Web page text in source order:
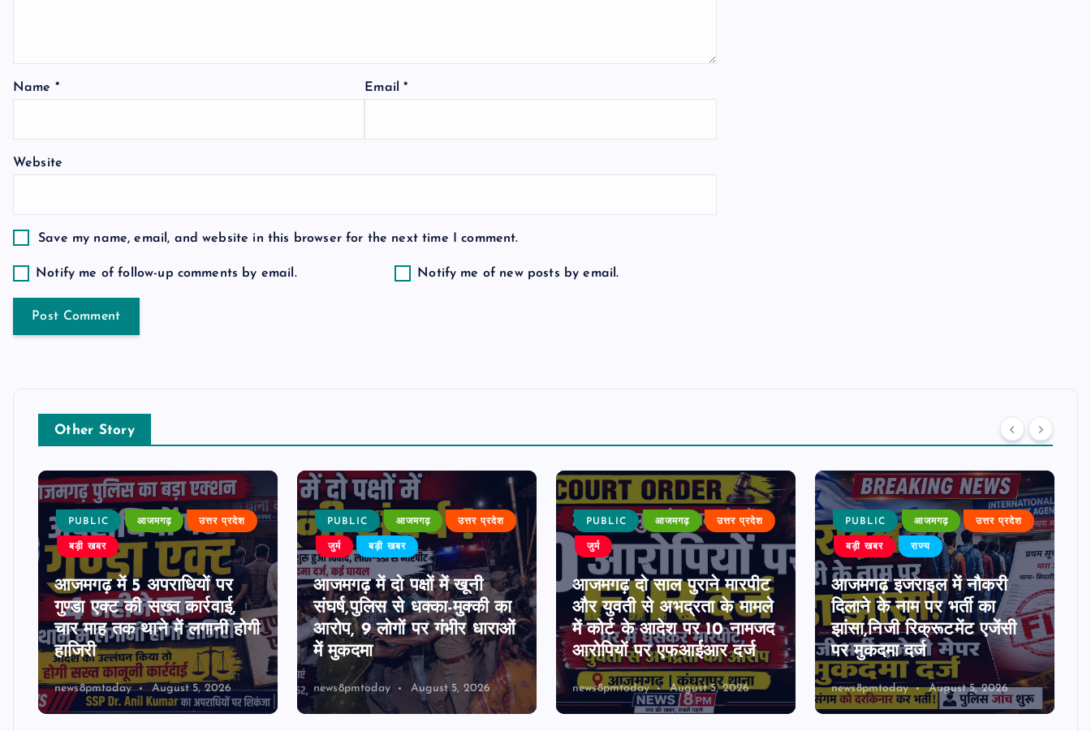
a
i
o
n
Name * Email*
Website
Save my name, email, and website in this browser for the next time I comment.
Notify me of follow-up comments by email. Notify me of new posts by email.
Other Story
PUBLIC आजमगढ़ उत्तर प्रदेश
बड़ी खबर
आजमगढ़ में 5 अपराधियों पर
गुण्डा एक्ट की सख्त कार्रवाई,
चार माह तक थाने में लगानी होगी
हाजिरी
news8pmtoday August 5, 2026
PUBLIC आजमगढ़ उत्तर प्रदेश
जुर्म बड़ी खबर
आजमगढ़ में दो पक्षों में खूनी
संघर्ष,पुलिस से धक्का-मुक्की का
आरोप, 9 लोगों पर गंभीर धाराओं
में मुकदमा
news8pmtoday August 5, 2026
PUBLIC आजमगढ़ उत्तर प्रदेश
जुर्म
आजमगढ़ दो साल पुराने मारपीट
और युवती से अभद्रता के मामले
में कोर्ट के आदेश पर 10 नामजद
आरोपियों पर एफआईआर दर्ज
news8pmtoday August 5, 2026
PUBLIC आजमगढ़ उत्तर प्रदेश
बड़ी खबर राज्य
आजमगढ़ इजराइल में नौकरी
दिलाने के नाम पर भर्ती का
झांसा,निजी रिक्रूटमेंट एजेंसी
पर मुकदमा दर्ज
news8pmtoday August 5, 2026